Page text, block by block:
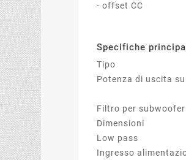
- offset CC
Tipo
Potenza di
1x390watt
Filtro per
Low
Ingresso